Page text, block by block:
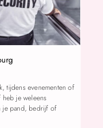
tijdens evenementen of
je weleens
je pand, bedrijf of